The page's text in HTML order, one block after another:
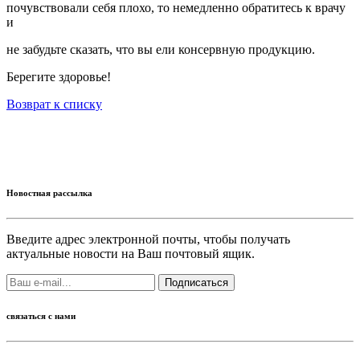
почувствовали себя плохо, то немедленно обратитесь к врачу
и
не забудьте сказать, что вы ели консервную продукцию.
Берегите здоровье!
Возврат к списку
Новостная рассылка
Введите адрес электронной почты, чтобы получать
актуальные новости на Ваш почтовый ящик.
Подписаться
связаться с нами